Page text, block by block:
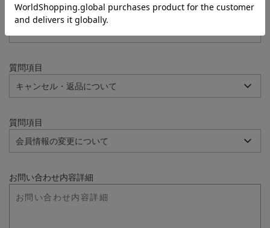
質問項目
質問項目
質問項目
お問い合わせ内容詳細